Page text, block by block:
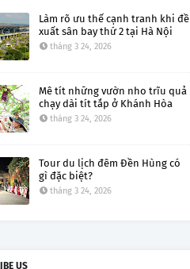
Làm rõ ưu thế cạnh tranh khi đề
xuất sân bay thứ 2 tại Hà Nội
tháng 3 24, 2026
Mê tít những vườn nho trĩu quả
chạy dài tít tắp ở Khánh Hòa
tháng 3 24, 2026
Tour du lịch đêm Đền Hùng có
gì đặc biệt?
tháng 3 24, 2026
US